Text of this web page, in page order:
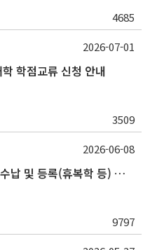
4685
학점교류 신청 안내
3509
2026-07-01
2026학년도 제2학기 등록금 수납 및 등록(휴복학 등) 일정 안내
9797
2026-06-08